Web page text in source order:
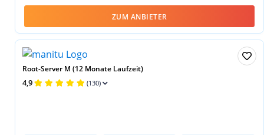
ZUM ANBIETER
Root-Server M (12 Monate Laufzeit)
4,9 (130)